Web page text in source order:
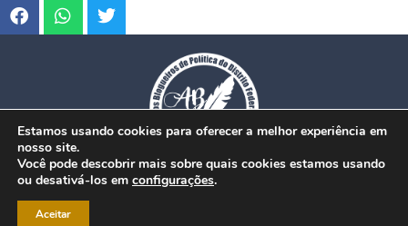
Estamos usando cookies para oferecer a melhor experiência em
nosso site.
Você pode descobrir mais sobre quais cookies estamos usando
ou desativá-los em configurações.
Aceitar